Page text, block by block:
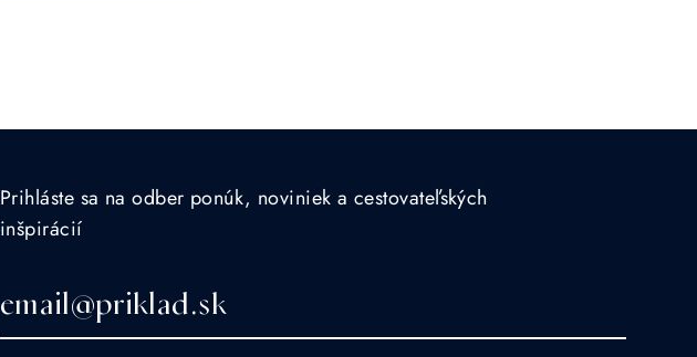
Prihláste sa na odber ponúk, noviniek a cestovateľských
inšpirácií